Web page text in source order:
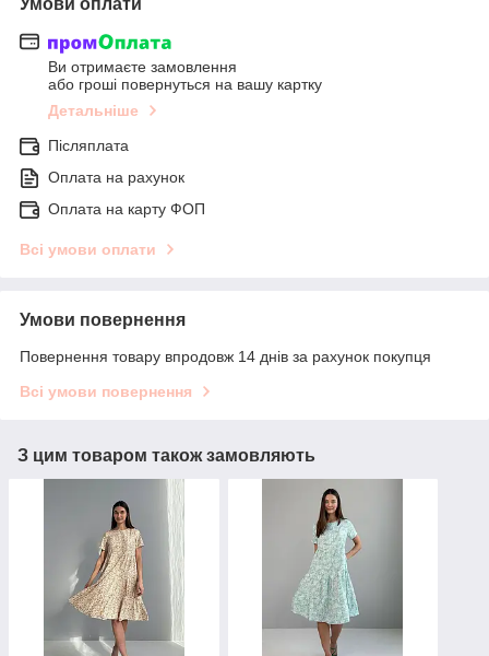
Ви отримаєте замовлення
або гроші повернуться на вашу картку
Детальніше
Післяплата
Оплата на рахунок
Оплата на карту ФОП
Всі умови оплати
Умови повернення
Повернення товару впродовж 14 днів за рахунок покупця
Всі умови повернення
З цим товаром також замовляють